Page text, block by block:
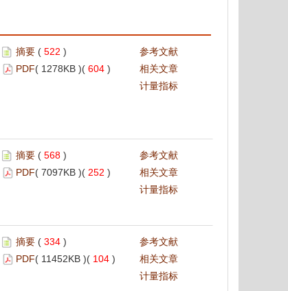
摘要 ( 522 )
PDF( 1278KB )( 604 )
参考文献
相关文章
计量指标
摘要 ( 568 )
PDF( 7097KB )( 252 )
参考文献
相关文章
计量指标
摘要 ( 334 )
PDF( 11452KB )( 104 )
参考文献
相关文章
计量指标